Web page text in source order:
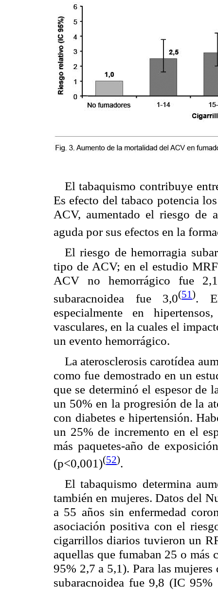
El tabaquismo contribuye
Es efecto del tabaco potencia
ACV, aumentado el riesgo de
aguda por sus efectos en la
El riesgo de hemorragia
tipo de ACV; en el estudio
ACV no hemorrágico fue
subaracnoidea fue 3,0(51).
especialmente en
vasculares, en la cuales el
un evento hemorrágico.
La aterosclerosis carotídea
como fue demostrado en un
que se determinó el espesor de
un 50% en la progresión de la
con diabetes e hipertensión.
un 25% de incremento en el
más paquetes-año de
(p<0,001)(52).
El tabaquismo determina
también en mujeres. Datos del
a 55 años sin enfermedad
asociación positiva con el
cigarrillos diarios tuvieron un
aquellas que fumaban 25 o
95% 2,7 a 5,1). Para las
subaracnoidea fue 9,8 (IC